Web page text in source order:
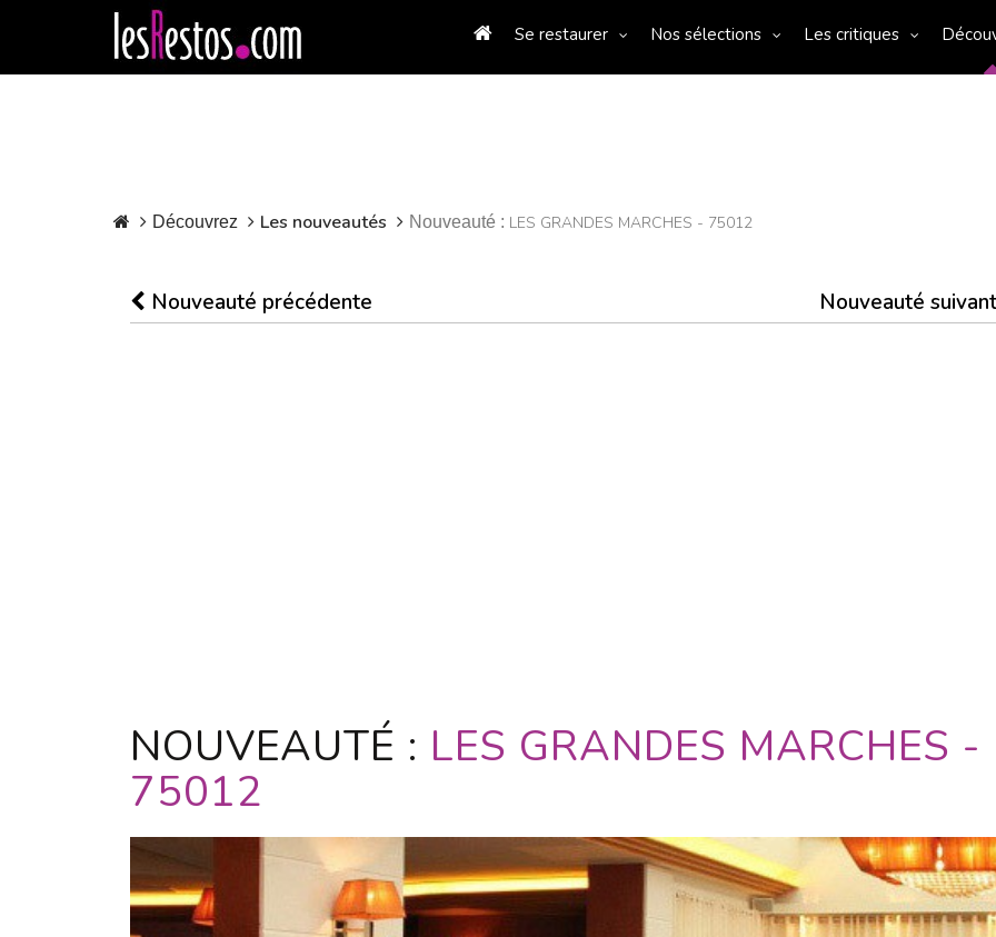
Se restaurer Nos sélections Les critiques
Découvrez Les nouveautés Nouveauté : LES GRANDES MARCHES - 75012
Nouveauté précédente Nouveauté
NOUVEAUTÉ : LES GRANDES MARCHES -
75012